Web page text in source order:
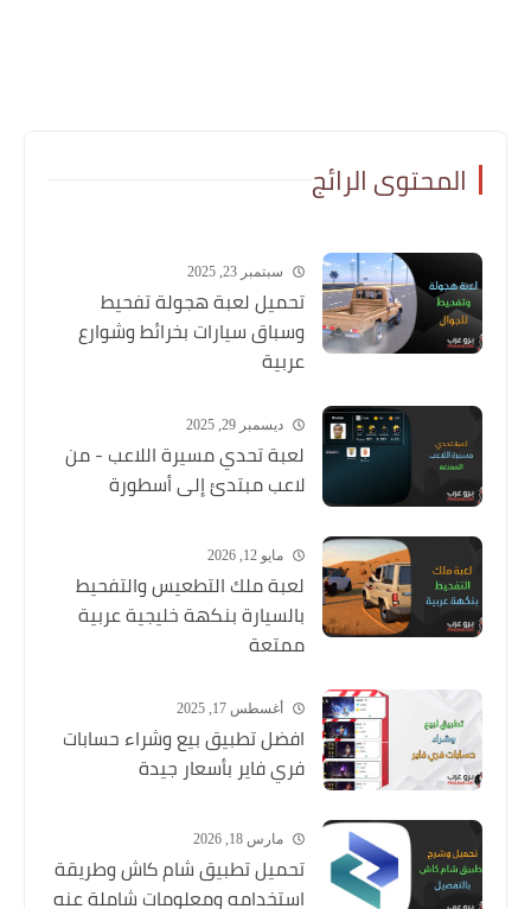
المحتوى الرائج
سبتمبر 23, 2025
تحميل لعبة هجولة تفحيط
وسباق سيارات بخرائط وشوارع
عربية
ديسمبر 29, 2025
لعبة تحدي مسيرة اللاعب - من
لاعب مبتدئ إلى أسطورة
مايو 12, 2026
لعبة ملك التطعيس والتفحيط
بالسيارة بنكهة خليجية عربية
ممتعة
أغسطس 17, 2025
افضل تطبيق بيع وشراء حسابات
فري فاير بأسعار جيدة
مارس 18, 2026
تحميل تطبيق شام كاش وطريقة
استخدامه ومعلومات شاملة عنه